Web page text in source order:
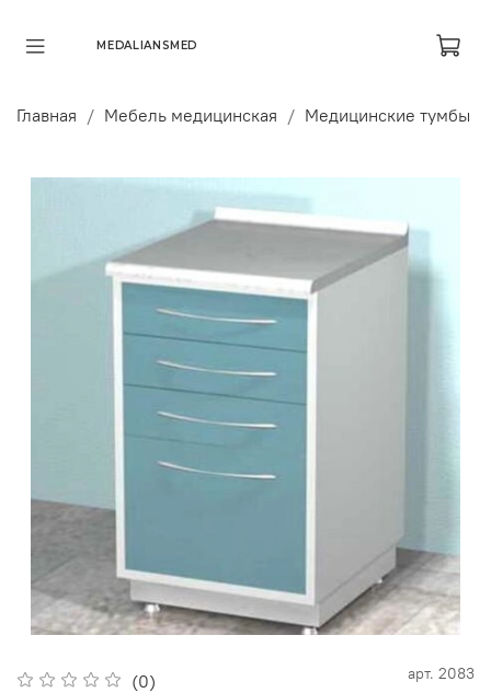
MEDALIANSMED
Главная Мебель медицинская Медицинские тумбы
(0) арт. 2083